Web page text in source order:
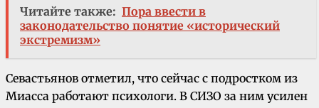
Читайте также: Пора ввести в
законодательство понятие «исторический
экстремизм»
Севастьянов отметил, что сейчас с подростком из
Миасса работают психологи. В СИЗО за ним усилен